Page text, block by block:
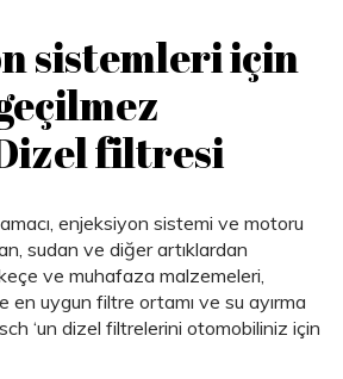
sistemleri için
filtresi
enjeksiyon sistemi ve motoru
sudan ve diğer artıklardan
ve muhafaza malzemeleri,
en uygun filtre ortamı ve su ayırma
‘un dizel filtrelerini otomobiliniz için